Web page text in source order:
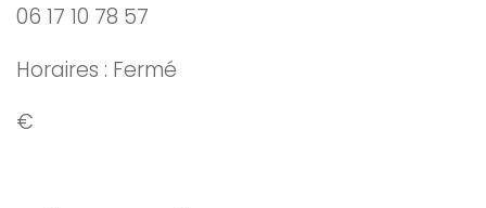
06 17 10 78 57
Horaires : Fermé
€